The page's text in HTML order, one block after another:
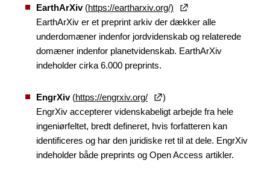
EarthArXiv(https://eartharxiv.org/)
EarthArXiv er et preprint arkiv der dækker alle
underdomæner indenfor jordvidenskab og relaterede
domæner indenfor planetvidenskab. EarthArXiv
indeholder cirka 6.000 preprints.
EngrXiv(https://engrxiv.org/
)
EngrXiv accepterer videnskabeligt arbejde fra hele
ingeniørfeltet, bredt defineret, hvis forfatteren kan
identificeres og har den juridiske ret til at dele. EngrXiv
indeholder både preprints og Open Access artikler.